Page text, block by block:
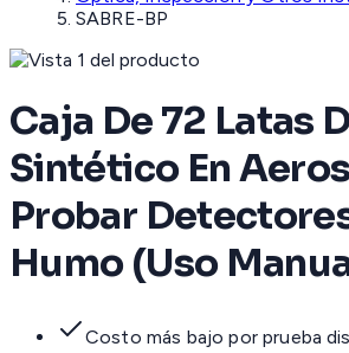
SABRE-BP
Caja De 72 Latas
Sintético En
Probar
Humo (Uso
Costo más bajo por prueba